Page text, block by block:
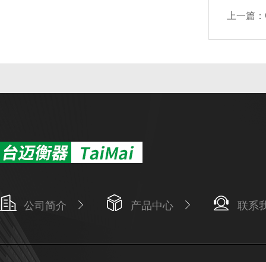
上一篇：
公司简介 产品中心 联系